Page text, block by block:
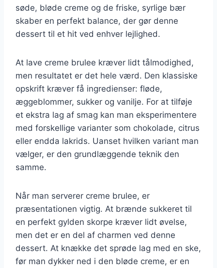
søde, bløde creme og de friske, syrlige bær
skaber en perfekt balance, der gør denne
dessert til et hit ved enhver lejlighed.
At lave creme brulee kræver lidt tålmodighed,
men resultatet er det hele værd. Den klassiske
opskrift kræver få ingredienser: fløde,
æggeblommer, sukker og vanilje. For at tilføje
et ekstra lag af smag kan man eksperimentere
med forskellige varianter som chokolade, citrus
eller endda lakrids. Uanset hvilken variant man
vælger, er den grundlæggende teknik den
samme.
Når man serverer creme brulee, er
præsentationen vigtig. At brænde sukkeret til
en perfekt gylden skorpe kræver lidt øvelse,
men det er en del af charmen ved denne
dessert. At knække det sprøde lag med en ske,
før man dykker ned i den bløde creme, er en